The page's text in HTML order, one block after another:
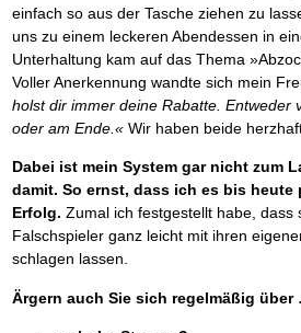
einfach so aus der Tasche ziehen zu
uns zu einem leckeren Abendessen in
Unterhaltung kam auf das Thema
Voller Anerkennung wandte sich mein
holst dir immer deine Rabatte. Entweder
oder am Ende.«Wir haben beide
Dabei ist mein System gar nicht zum
damit. So ernst, dass ich es bis heute
Erfolg. Zumal ich festgestellt habe, dass
Falschspieler ganz leicht mit ihren
schlagen lassen.
Ärgern auch Sie sich regelmäßig über